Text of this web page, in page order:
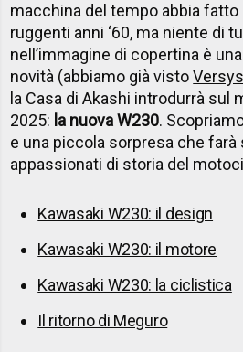
macchina del tempo abbia fatto
ruggenti anni ‘60, ma niente di
nell’immagine di copertina è
novità (abbiamo già vistoVersys
la Casa di Akashi introdurrà sul
2025: la nuova W230.
e una piccola sorpresa che
appassionati di storia del
Kawasaki W230: il design
Kawasaki W230: il motore
Kawasaki W230: la ciclistica
Il ritorno di Meguro